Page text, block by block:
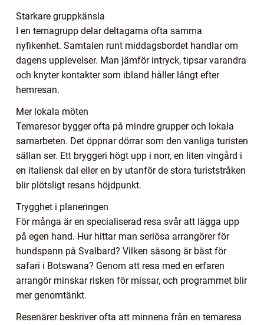
Starkare gruppkänsla
I en temagrupp delar deltagarna ofta samma
nyfikenhet. Samtalen runt middagsbordet handlar om
dagens upplevelser. Man jämför intryck, tipsar varandra
och knyter kontakter som ibland håller långt efter
hemresan.
Mer lokala möten
Temaresor bygger ofta på mindre grupper och lokala
samarbeten. Det öppnar dörrar som den vanliga turisten
sällan ser. Ett bryggeri högt upp i norr, en liten vingård i
en italiensk dal eller en by utanför de stora turiststråken
blir plötsligt resans höjdpunkt.
Trygghet i planeringen
För många är en specialiserad resa svår att lägga upp
på egen hand. Hur hittar man seriösa arrangörer för
hundspann på Svalbard? Vilken säsong är bäst för
safari i Botswana? Genom att resa med en erfaren
arrangör minskar risken för missar, och programmet blir
mer genomtänkt.
Resenärer beskriver ofta att minnena från en temaresa